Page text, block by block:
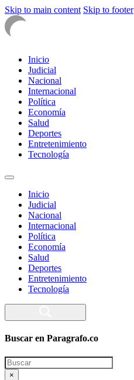
Skip to main content Skip to footer
Inicio
Judicial
Nacional
Internacional
Política
Economía
Salud
Deportes
Entretenimiento
Tecnología
Inicio
Judicial
Nacional
Internacional
Política
Economía
Salud
Deportes
Entretenimiento
Tecnología
Buscar en Paragrafo.co
Search
×